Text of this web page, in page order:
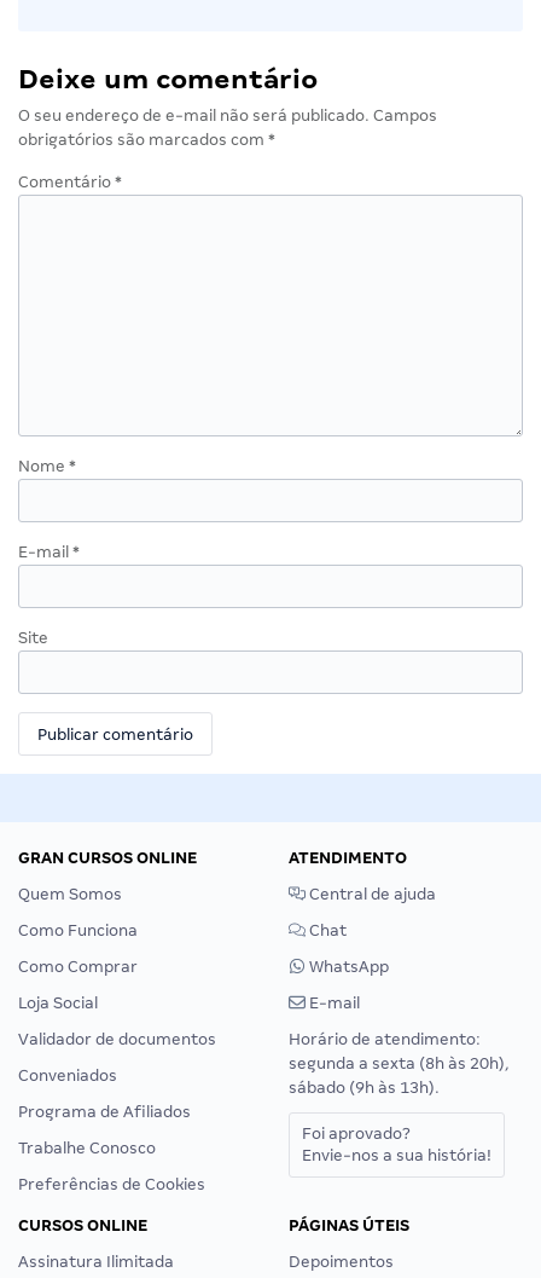
Deixe um comentário
O seu endereço de e-mail não será publicado. Campos
obrigatórios são marcados com *
Comentário *
Nome *
E-mail *
Site
GRAN CURSOS ONLINE
Quem Somos
Como Funciona
Como Comprar
Loja Social
Validador de documentos
Conveniados
Programa de Afiliados
Trabalhe Conosco
Preferências de Cookies
ATENDIMENTO
Central de ajuda
Chat
WhatsApp
E-mail
Horário de atendimento:
segunda a sexta (8h às 20h),
sábado (9h às 13h).
Foi aprovado?
Envie-nos a sua história!
CURSOS ONLINE
Assinatura Ilimitada
PÁGINAS ÚTEIS
Depoimentos